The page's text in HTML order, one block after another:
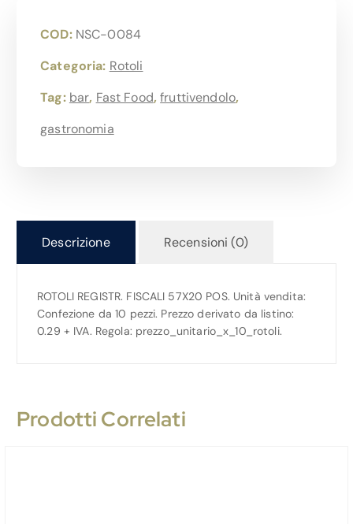
COD: NSC-0084
Categoria: Rotoli
Tag: bar, Fast Food,fruttivendolo,
gastronomia
Descrizione Recensioni (0)
ROTOLI REGISTR. FISCALI 57X20 POS. Unità vendita:
Confezione da 10 pezzi. Prezzo derivato da listino:
0.29 + IVA. Regola: prezzo_unitario_x_10_rotoli.
Prodotti Correlati